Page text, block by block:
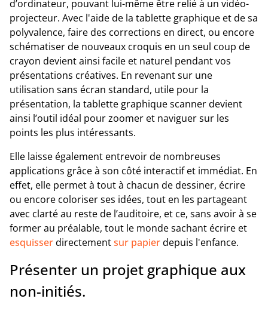
d’ordinateur, pouvant lui-même être relié à un vidéo-
projecteur. Avec l'aide de la tablette graphique et de sa
polyvalence, faire des corrections en direct, ou encore
schématiser de nouveaux croquis en un seul coup de
crayon devient ainsi facile et naturel pendant vos
présentations créatives. En revenant sur une
utilisation sans écran standard, utile pour la
présentation, la tablette graphique scanner devient
ainsi l’outil idéal pour zoomer et naviguer sur les
points les plus intéressants.
Elle laisse également entrevoir de nombreuses
applications grâce à son côté interactif et immédiat. En
effet, elle permet à tout à chacun de dessiner, écrire
ou encore coloriser ses idées, tout en les partageant
avec clarté au reste de l’auditoire, et ce, sans avoir à se
former au préalable, tout le monde sachant écrire et
esquisserdirectementsur papierdepuis l'enfance.
Présenter un projet graphique aux
non-initiés.